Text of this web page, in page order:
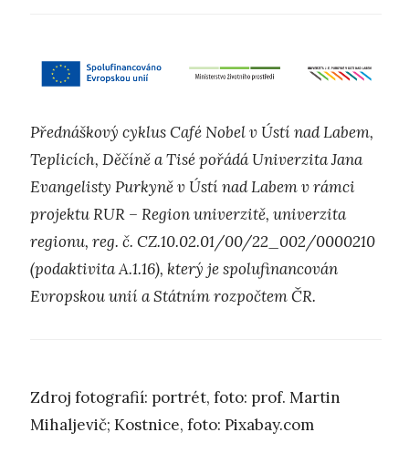
Přednáškový cyklus Café Nobel v Ústí nad Labem,
Teplicích, Děčíně a Tisé pořádá Univerzita Jana
Evangelisty Purkyně v Ústí nad Labem v rámci
projektu RUR – Region univerzitě, univerzita
regionu, reg. č. CZ.10.02.01/00/22_002/0000210
(podaktivita A.1.16), který je spolufinancován
Evropskou unií a Státním rozpočtem ČR.
Zdroj fotografií: portrét, foto: prof. Martin
Mihaljevič; Kostnice, foto: Pixabay.com